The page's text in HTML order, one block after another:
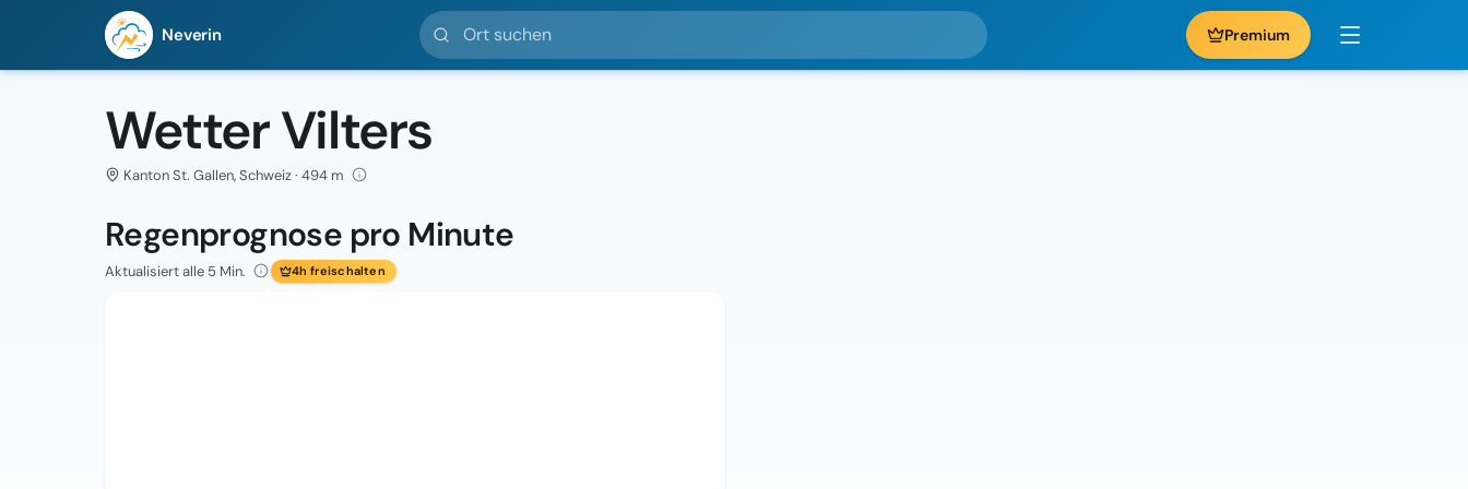
Neverin
Ort suchen
Premium
Wetter Vilters
Kanton St. Gallen, Schweiz · 494 m
Regenprognose pro Minute
Aktualisiert alle 5 Min. 4h freischalten